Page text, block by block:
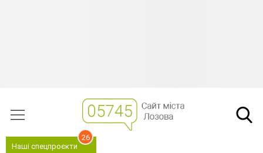
Наші спецпроєкти
26